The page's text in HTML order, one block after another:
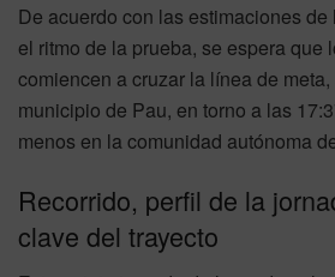
De acuerdo con las estimaciones
el ritmo de la prueba, se espera que
comiencen a cruzar la línea de
municipio de Pau, en torno a las
menos en la comunidad autónoma
Recorrido, perfil de la
clave del trayecto